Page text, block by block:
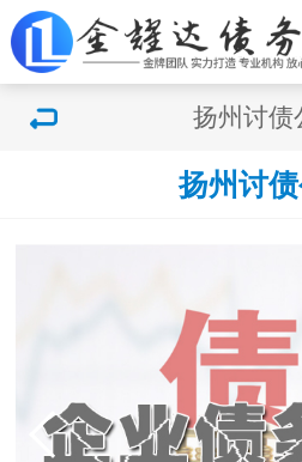
扬州讨债
扬州讨债